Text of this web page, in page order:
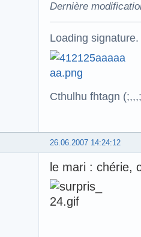
Dernière
Loading signature.
Cthulhu fhtagn
26.06.2007 14:24:12
le mari : chérie,